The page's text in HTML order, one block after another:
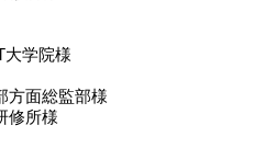
学院様
方面総監部様
修所様